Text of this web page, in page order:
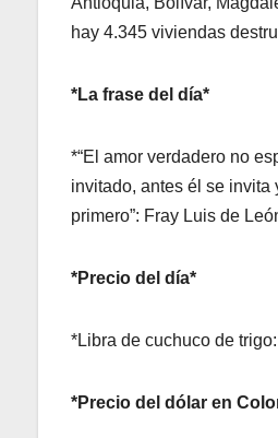
hay 4.345 viviendas
*La frase del día*
*“El amor verdadero no
invitado, antes él se invita
primero”: Fray Luis de
*Precio del día*
*Libra de cuchuco de
*Precio del dólar en